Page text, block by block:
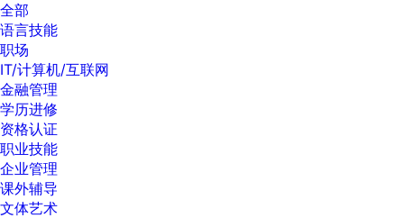
全部
语言技能
职场
IT/计算机/互联网
金融管理
学历进修
资格认证
职业技能
企业管理
课外辅导
文体艺术